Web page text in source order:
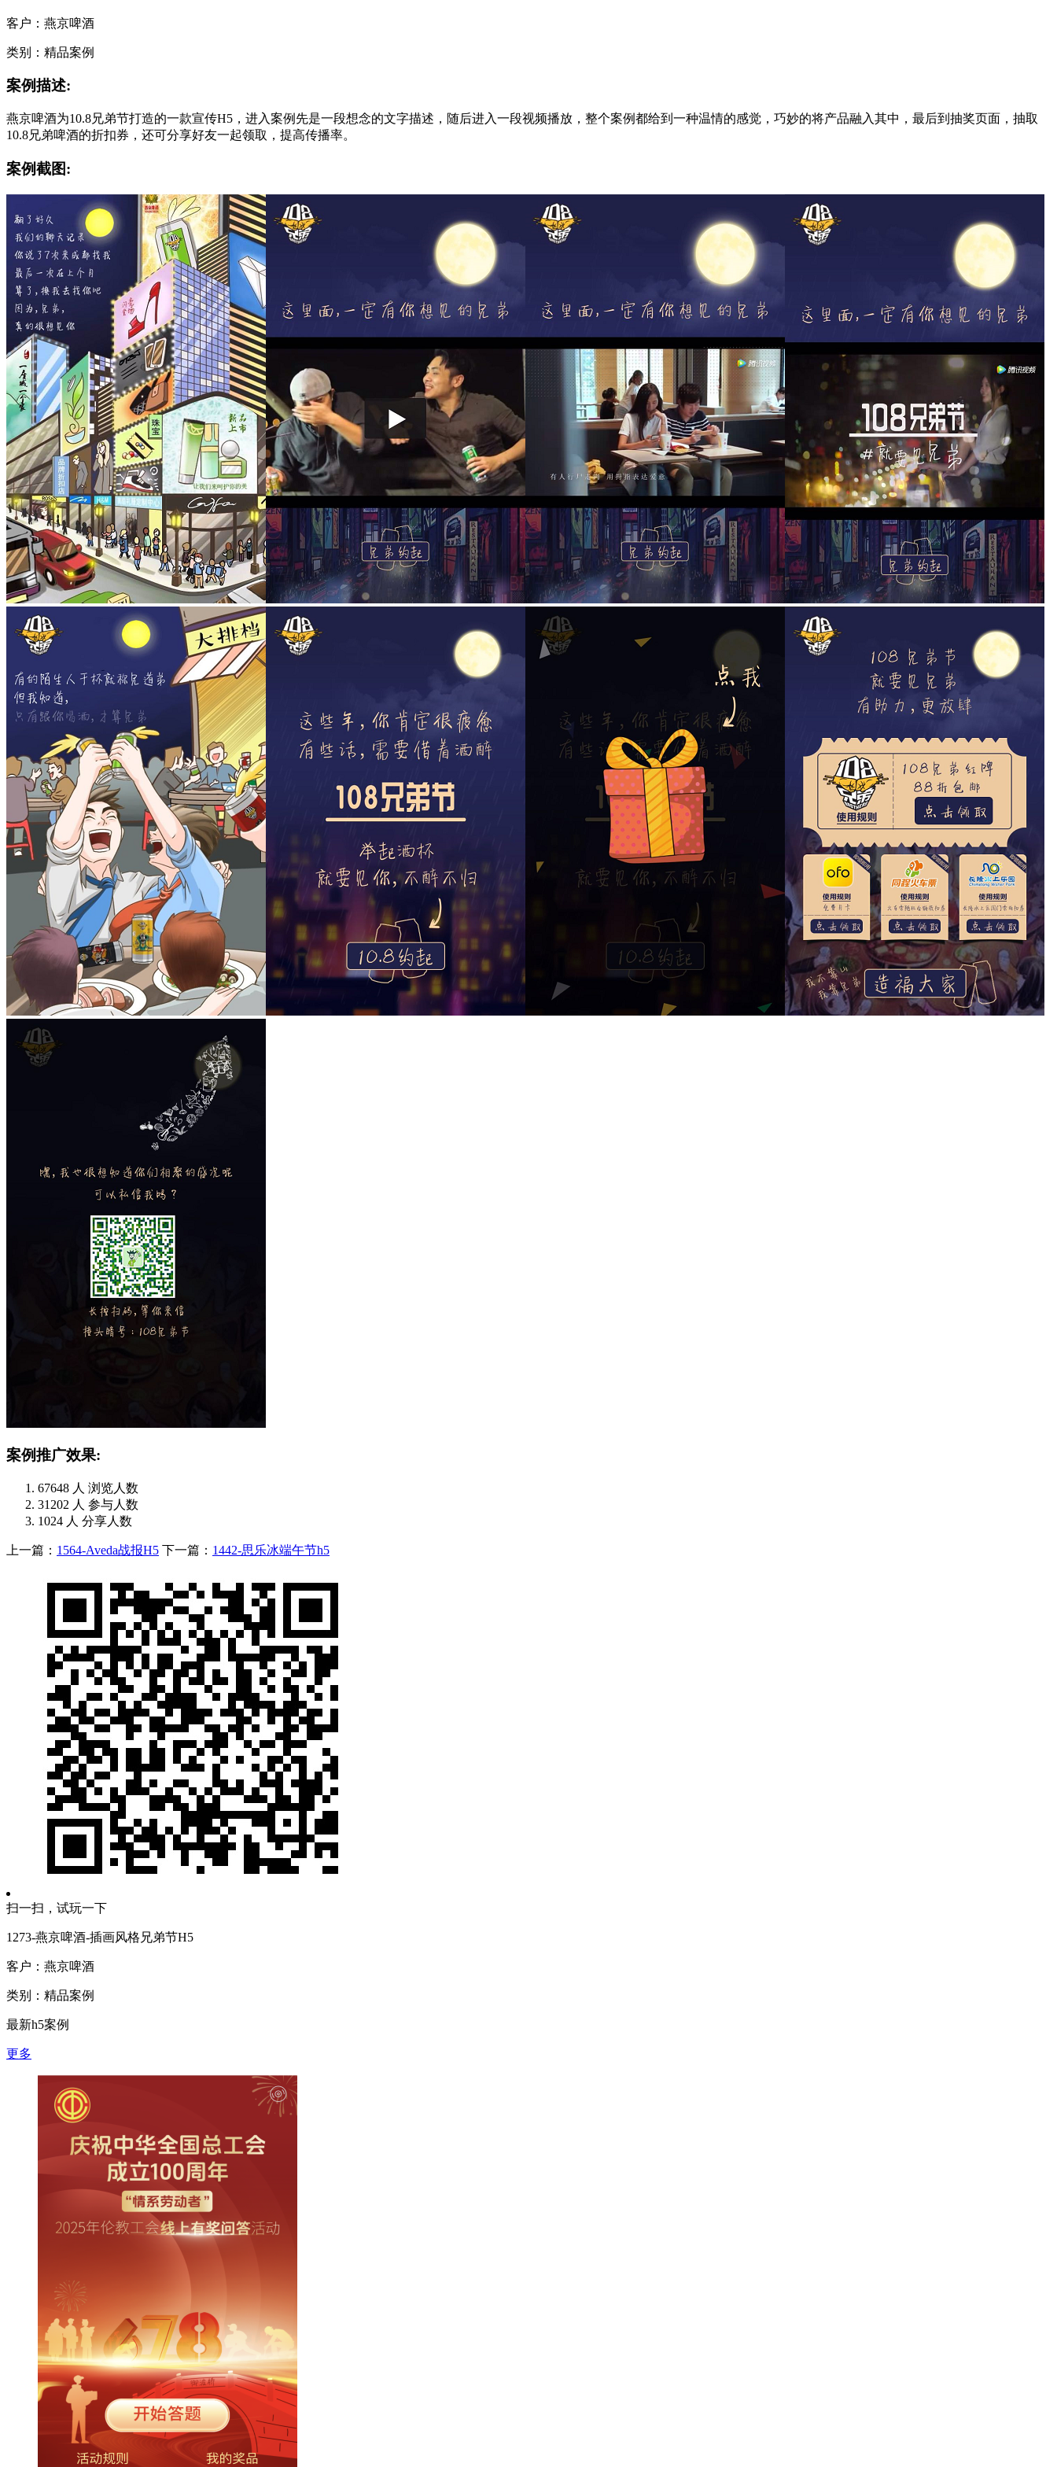
客户：燕京啤酒
类别：精品案例
案例描述:
燕京啤酒为10.8兄弟节打造的一款宣传H5，进入案例先是一段想念的文字描述，随后进入一段视频播放，整个案例都给到一种温情的感觉，巧妙的将产品融入其中，最后到抽奖页面，抽取
10.8兄弟啤酒的折扣券，还可分享好友一起领取，提高传播率。
案例截图:
案例推广效果:
67648 人 浏览人数
31202 人 参与人数
1024 人 分享人数
上一篇： 1564-Aveda战报H5 下一篇： 1442-思乐冰端午节h5
扫一扫，试玩一下
1273-燕京啤酒-插画风格兄弟节H5
客户：燕京啤酒
类别：精品案例
最新h5案例
更多